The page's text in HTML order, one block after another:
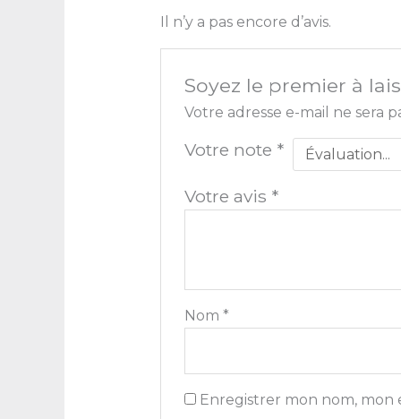
Il n’y a pas encore d’avis.
Soyez le premier à
Votre adresse e-mail ne sera
Votre note *
Votre avis *
Nom*
Enregistrer mon nom,